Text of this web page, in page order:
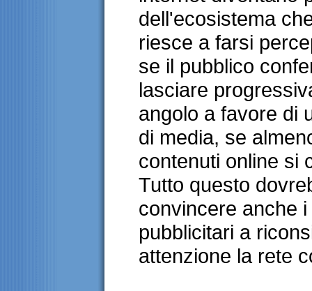
dell'ecosistema
riesce a farsi
se il pubblico
lasciare
angolo a favore di
di media, se
contenuti online si
Tutto questo
convincere anche
pubblicitari a
attenzione la rete